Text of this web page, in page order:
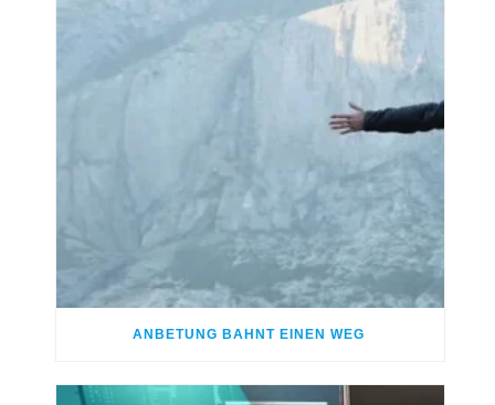
ANBETUNG BAHNT EINEN WEG